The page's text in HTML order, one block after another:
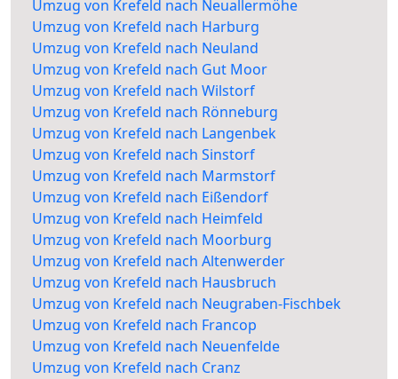
Umzug von Krefeld nach Neuallermöhe
Umzug von Krefeld nach Harburg
Umzug von Krefeld nach Neuland
Umzug von Krefeld nach Gut Moor
Umzug von Krefeld nach Wilstorf
Umzug von Krefeld nach Rönneburg
Umzug von Krefeld nach Langenbek
Umzug von Krefeld nach Sinstorf
Umzug von Krefeld nach Marmstorf
Umzug von Krefeld nach Eißendorf
Umzug von Krefeld nach Heimfeld
Umzug von Krefeld nach Moorburg
Umzug von Krefeld nach Altenwerder
Umzug von Krefeld nach Hausbruch
Umzug von Krefeld nach Neugraben-Fischbek
Umzug von Krefeld nach Francop
Umzug von Krefeld nach Neuenfelde
Umzug von Krefeld nach Cranz